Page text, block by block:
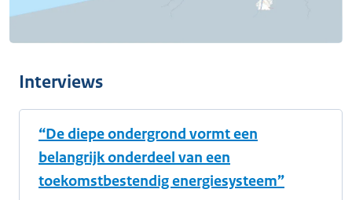
Interviews
“De diepe ondergrond vormt een
belangrijk onderdeel van een
toekomstbestendig energiesysteem”